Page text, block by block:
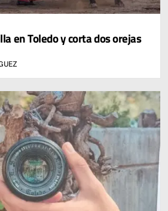
en Toledo y corta dos orejas